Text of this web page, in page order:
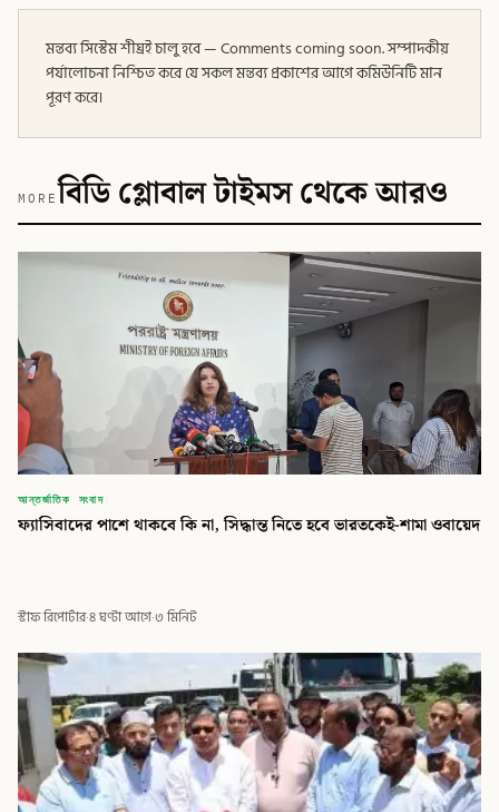
মন্তব্য সিস্টেম শীঘ্রই চালু হবে — Comments coming soon. সম্পাদকীয়
পর্যালোচনা নিশ্চিত করে যে সকল মন্তব্য প্রকাশের আগে কমিউনিটি মান
পূরণ করে।
MOREবিডি গ্লোবাল টাইমস থেকে আরও
আন্তর্জাতিক সংবাদ
ফ্যাসিবাদের পাশে থাকবে কি না, সিদ্ধান্ত নিতে হবে ভারতকেই-শামা ওবায়েদ
স্টাফ রিপোর্টার·৪ ঘণ্টা আগে·৩ মিনিট